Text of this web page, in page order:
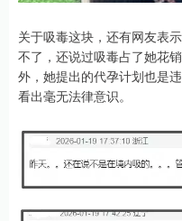
关于吸毒这块，还有网友表
不了，还说过吸毒占了她花
外，她提出的代孕计划也是
看出毫无法律意识。